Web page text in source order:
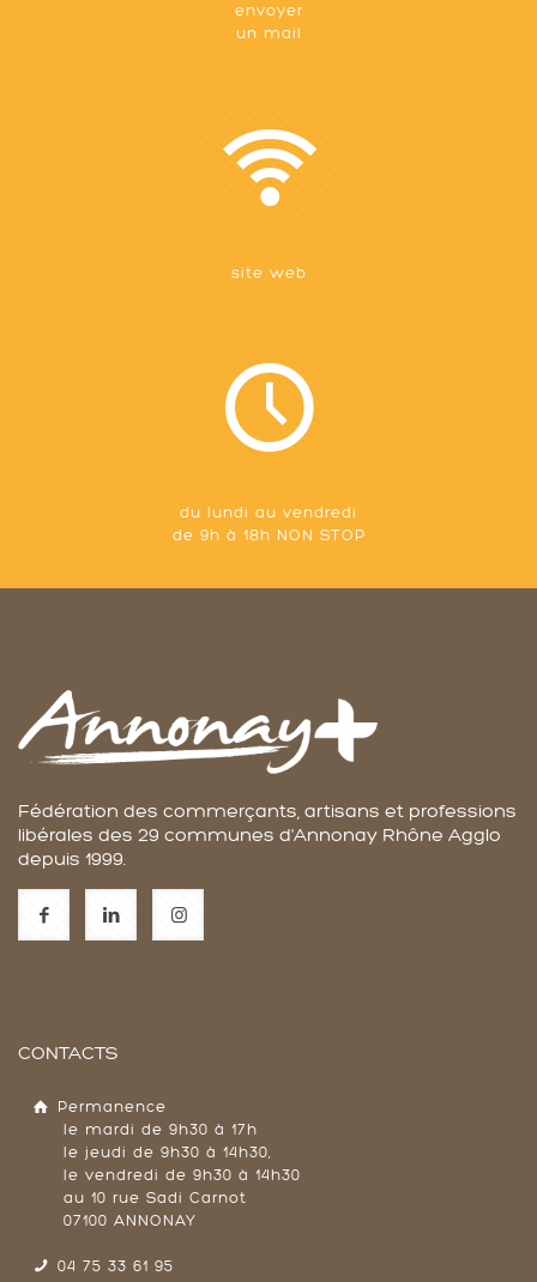
envoyer
un mail
site web
du lundi au vendredi
de 9h à 18h NON STOP
Fédération des commerçants, artisans et professions
libérales des 29 communes d'Annonay Rhône Agglo
depuis 1999.
CONTACTS
Permanence
le mardi de 9h30 à 17h
le jeudi de 9h30 à 14h30,
le vendredi de 9h30 à 14h30
au 10 rue Sadi Carnot
07100 ANNONAY
04 75 33 61 95